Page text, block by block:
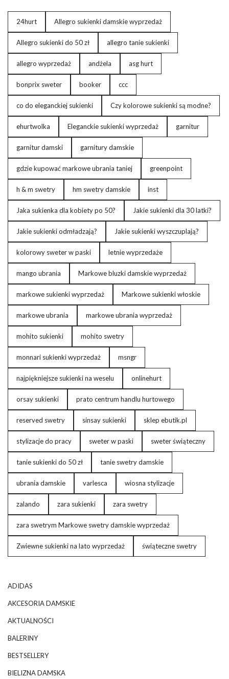
24hurt Allegro sukienki damskie wyprzedaż
Allegro sukienki do 50 zł allegro tanie sukienki
allegro wyprzedaż andżela asg hurt
bonprix sweter booker ccc
co do eleganckiej sukienki Czy kolorowe sukienki są modne?
ehurtwolka Eleganckie sukienki wyprzedaż garnitur
garnitur damski garnitury damskie
gdzie kupować markowe ubrania taniej greenpoint
h & m swetry hm swetry damskie inst
Jaka sukienka dla kobiety po 50? Jakie sukienki dla 30 latki?
Jakie sukienki odmładzają? Jakie sukienki wyszczuplają?
kolorowy sweter w paski letnie wyprzedaże
mango ubrania Markowe bluzki damskie wyprzedaż
markowe sukienki wyprzedaż Markowe sukienki włoskie
markowe ubrania markowe ubrania wyprzedaż
mohito sukienki mohito swetry
monnari sukienki wyprzedaż msngr
najpiękniejsze sukienki na weselu onlinehurt
orsay sukienki prato centrum handlu hurtowego
reserved swetry sinsay sukienki sklep ebutik.pl
stylizacje do pracy sweter w paski sweter świąteczny
tanie sukienki do 50 zł tanie swetry damskie
ubrania damskie varlesca wiosna stylizacje
zalando zara sukienki zara swetry
zara swetrym Markowe swetry damskie wyprzedaż
Zwiewne sukienki na lato wyprzedaż świąteczne swetry
ADIDAS
AKCESORIA DAMSKIE
AKTUALNOŚCI
BALERINY
BESTSELLERY
BIELIZNA DAMSKA